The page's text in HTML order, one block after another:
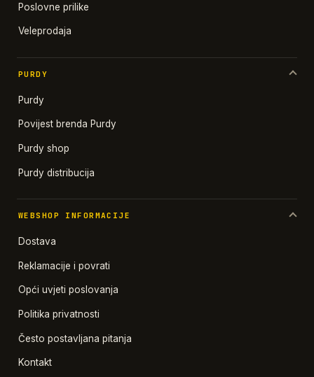
Poslovne prilike
Veleprodaja
PURDY
Purdy
Povijest brenda Purdy
Purdy shop
Purdy distribucija
WEBSHOP INFORMACIJE
Dostava
Reklamacije i povrati
Opći uvjeti poslovanja
Politika privatnosti
Često postavljana pitanja
Kontakt